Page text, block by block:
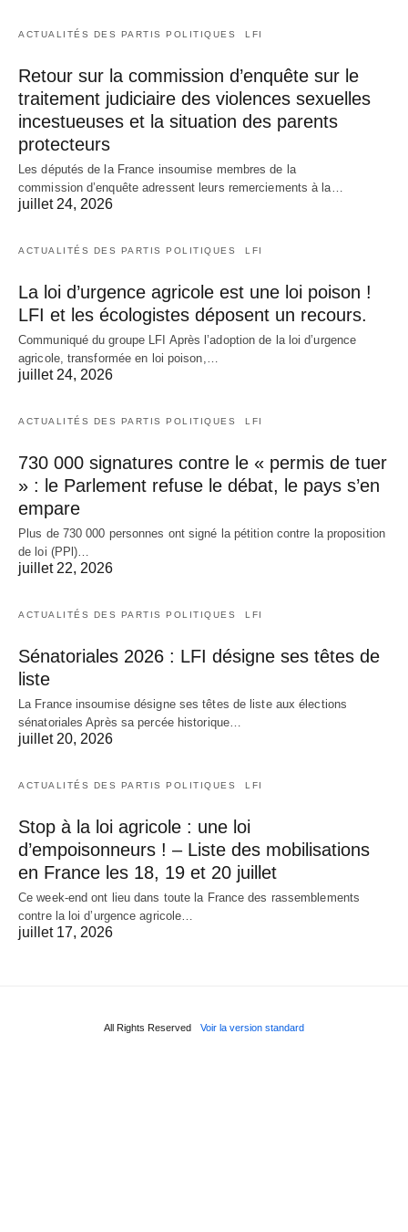
ACTUALITÉS DES PARTIS POLITIQUES LFI
Retour sur la commission d’enquête sur le
traitement judiciaire des violences sexuelles
incestueuses et la situation des parents
protecteurs
Les députés de la France insoumise membres de la
commission d’enquête adressent leurs remerciements à la…
juillet 24, 2026
ACTUALITÉS DES PARTIS POLITIQUES LFI
La loi d’urgence agricole est une loi poison !
LFI et les écologistes déposent un recours.
Communiqué du groupe LFI Après l’adoption de la loi d’urgence
agricole, transformée en loi poison,…
juillet 24, 2026
ACTUALITÉS DES PARTIS POLITIQUES LFI
730 000 signatures contre le « permis de tuer
» : le Parlement refuse le débat, le pays s’en
empare
Plus de 730 000 personnes ont signé la pétition contre la proposition
de loi (PPl)…
juillet 22, 2026
ACTUALITÉS DES PARTIS POLITIQUES LFI
Sénatoriales 2026 : LFI désigne ses têtes de
liste
La France insoumise désigne ses têtes de liste aux élections
sénatoriales Après sa percée historique…
juillet 20, 2026
ACTUALITÉS DES PARTIS POLITIQUES LFI
Stop à la loi agricole : une loi
d’empoisonneurs ! – Liste des mobilisations
en France les 18, 19 et 20 juillet
Ce week-end ont lieu dans toute la France des rassemblements
contre la loi d’urgence agricole…
juillet 17, 2026
All Rights Reserved Voir la version standard